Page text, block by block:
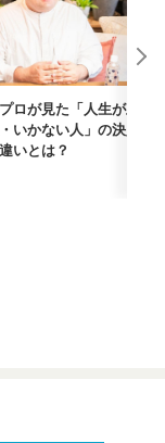
ロが見た「人生が上
いかない人」の決定
いとは？